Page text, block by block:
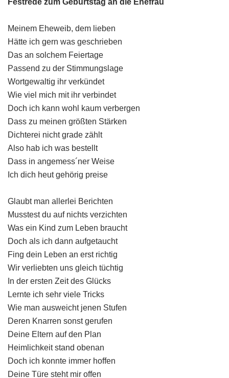
Meinem Eheweib, dem lieben
Hätte ich gern was geschrieben
Das an solchem Feiertage
Passend zu der Stimmungslage
Wortgewaltig ihr verkündet
Wie viel mich mit ihr verbindet
Doch ich kann wohl kaum verbergen
Dass zu meinen größten Stärken
Dichterei nicht grade zählt
Also hab ich was bestellt
Dass in angemess´ner Weise
Ich dich heut gehörig preise
Glaubt man allerlei Berichten
Musstest du auf nichts verzichten
Was ein Kind zum Leben braucht
Doch als ich dann aufgetaucht
Fing dein Leben an erst richtig
Wir verliebten uns gleich tüchtig
In der ersten Zeit des Glücks
Lernte ich sehr viele Tricks
Wie man ausweicht jenen Stufen
Deren Knarren sonst gerufen
Deine Eltern auf den Plan
Heimlichkeit stand obenan
Doch ich konnte immer hoffen
Deine Türe steht mir offen